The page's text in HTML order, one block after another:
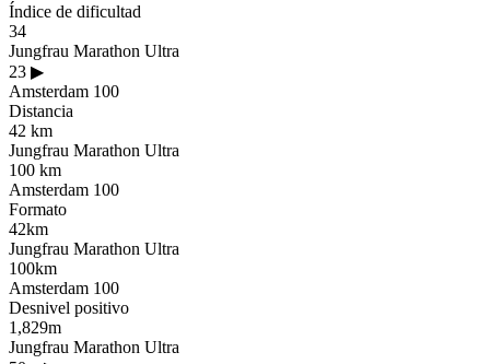
Índice de dificultad
34
Jungfrau Marathon Ultra
23 ▶
Amsterdam 100
Distancia
42 km
Jungfrau Marathon Ultra
100 km
Amsterdam 100
Formato
42km
Jungfrau Marathon Ultra
100km
Amsterdam 100
Desnivel positivo
1,829m
Jungfrau Marathon Ultra